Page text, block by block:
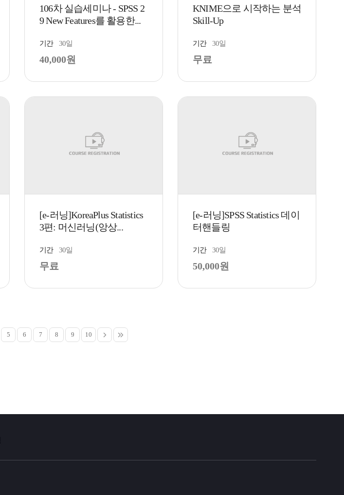
106차 실습세미나 - SPSS 2
9 New Features를 활용한...
기간 30일
40,000원
KNIME으로 시작하는 분석
Skill-Up
기간 30일
무료
[e-러닝]KoreaPlus Statistics
3편: 머신러닝(앙상...
기간 30일
무료
[e-러닝]SPSS Statistics 데이
터핸들링
기간 30일
50,000원
5 6 7 8 9 10